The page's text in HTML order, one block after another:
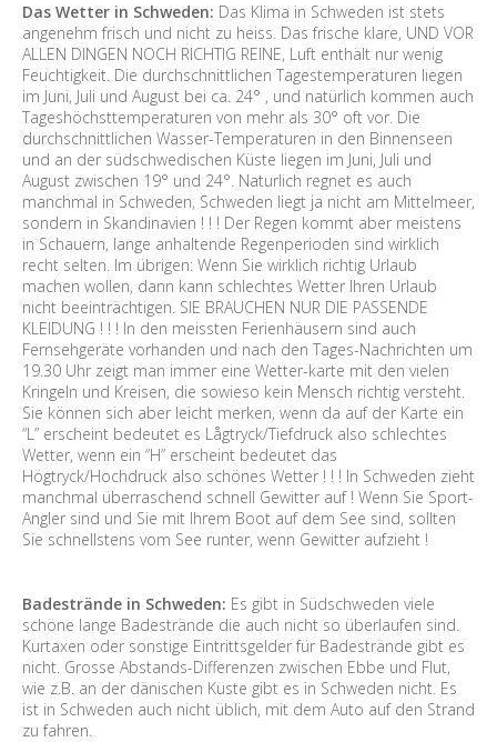
Das Wetter in Schweden: Das Klima in Schweden ist stets
angenehm frisch und nicht zu heiss. Das frische klare, UND VOR
ALLEN DINGEN NOCH RICHTIG REINE, Luft enthält nur wenig
Feuchtigkeit. Die durchschnittlichen Tagestemperaturen liegen
im Juni, Juli und August bei ca. 24° , und natürlich kommen auch
Tageshöchsttemperaturen von mehr als 30° oft vor. Die
durchschnittlichen Wasser-Temperaturen in den Binnenseen
und an der südschwedischen Küste liegen im Juni, Juli und
August zwischen 19° und 24°. Naturlich regnet es auch
manchmal in Schweden, Schweden liegt ja nicht am Mittelmeer,
sondern in Skandinavien ! ! ! Der Regen kommt aber meistens
in Schauern, lange anhaltende Regenperioden sind wirklich
recht selten. Im übrigen: Wenn Sie wirklich richtig Urlaub
machen wollen, dann kann schlechtes Wetter Ihren Urlaub
nicht beeinträchtigen. SIE BRAUCHEN NUR DIE PASSENDE
KLEIDUNG ! ! ! In den meissten Ferienhäusern sind auch
Fernsehgeräte vorhanden und nach den Tages-Nachrichten um
19.30 Uhr zeigt man immer eine Wetter-karte mit den vielen
Kringeln und Kreisen, die sowieso kein Mensch richtig versteht.
Sie können sich aber leicht merken, wenn da auf der Karte ein
“L” erscheint bedeutet es Lågtryck/Tiefdruck also schlechtes
Wetter, wenn ein “H” erscheint bedeutet das
Högtryck/Hochdruck also schönes Wetter ! ! ! In Schweden zieht
manchmal überraschend schnell Gewitter auf ! Wenn Sie Sport-
Angler sind und Sie mit Ihrem Boot auf dem See sind, sollten
Sie schnellstens vom See runter, wenn Gewitter aufzieht !
Badestrände in Schweden: Es gibt in Südschweden viele
schöne lange Badestrände die auch nicht so überlaufen sind.
Kurtaxen oder sonstige Eintrittsgelder für Badestrände gibt es
nicht. Grosse Abstands-Differenzen zwischen Ebbe und Flut,
wie z.B. an der dänischen Küste gibt es in Schweden nicht. Es
ist in Schweden auch nicht üblich, mit dem Auto auf den Strand
zu fahren.